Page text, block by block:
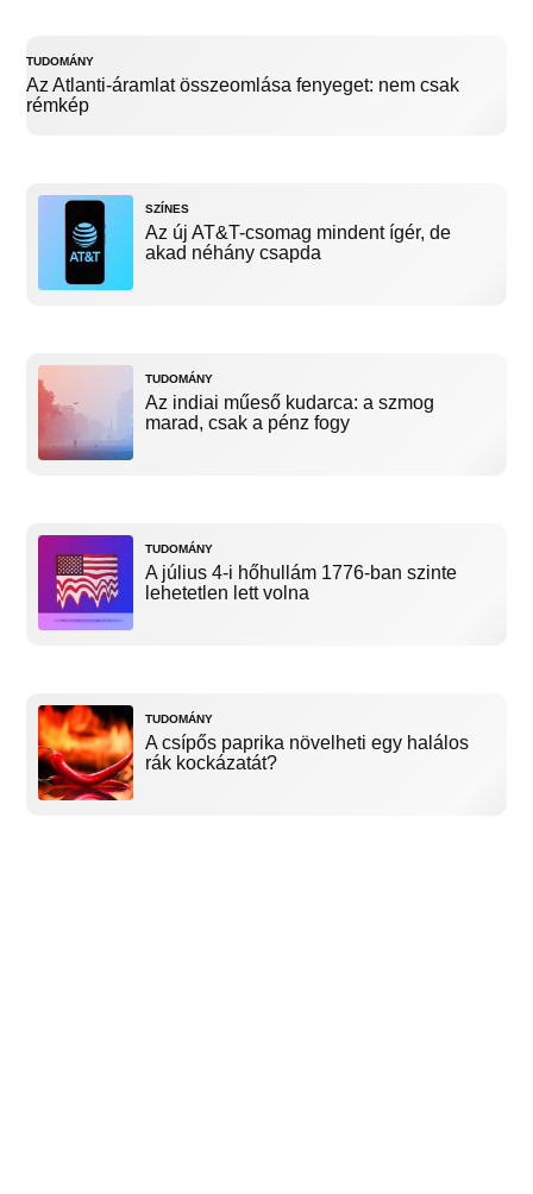
TUDOMÁNY
Az Atlanti-áramlat összeomlása fenyeget: nem csak
rémkép
SZÍNES
Az új AT&T-csomag mindent ígér, de
akad néhány csapda
TUDOMÁNY
Az indiai műeső kudarca: a szmog
marad, csak a pénz fogy
TUDOMÁNY
A július 4-i hőhullám 1776-ban szinte
lehetetlen lett volna
TUDOMÁNY
A csípős paprika növelheti egy halálos
rák kockázatát?